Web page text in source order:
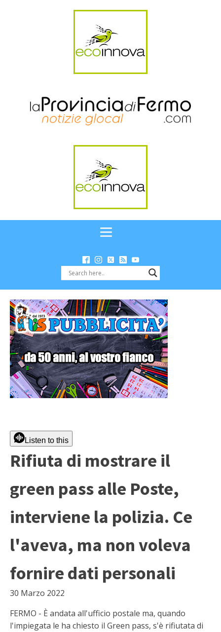
Listen to this
Rifiuta di mostrare il
green pass alle Poste,
interviene la polizia. Ce
l'aveva, ma non voleva
fornire dati personali
30 Marzo 2022
FERMO - È andata all'ufficio postale ma, quando
l'impiegata le ha chiesto il Green pass, s'è rifiutata di